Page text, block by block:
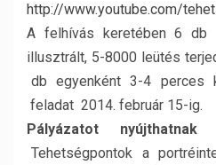
http://www.youtube.com/
A felhívás keretében 6
illusztrált, 5-8000 leütés
db egyenként 3-4 perces
feladat 2014. február 15-ig.
Pályázatot nyújthatnak
Tehetségpontok a